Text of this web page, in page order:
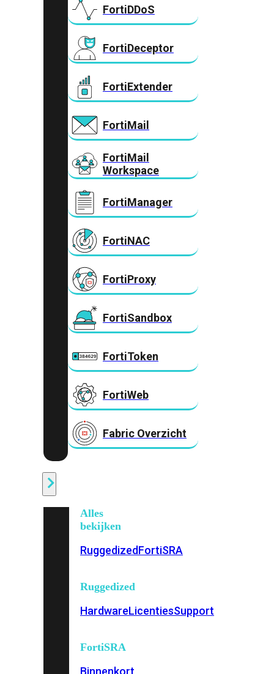
FortiDDoS
FortiDeceptor
FortiExtender
FortiMail
FortiMail
Workspace
FortiManager
FortiNAC
FortiProxy
FortiSandbox
FortiToken
FortiWeb
Fabric Overzicht
Alles
bekijken
RuggedizedFortiSRA
Ruggedized
HardwareLicentiesSupport
FortiSRA
Binnenkort